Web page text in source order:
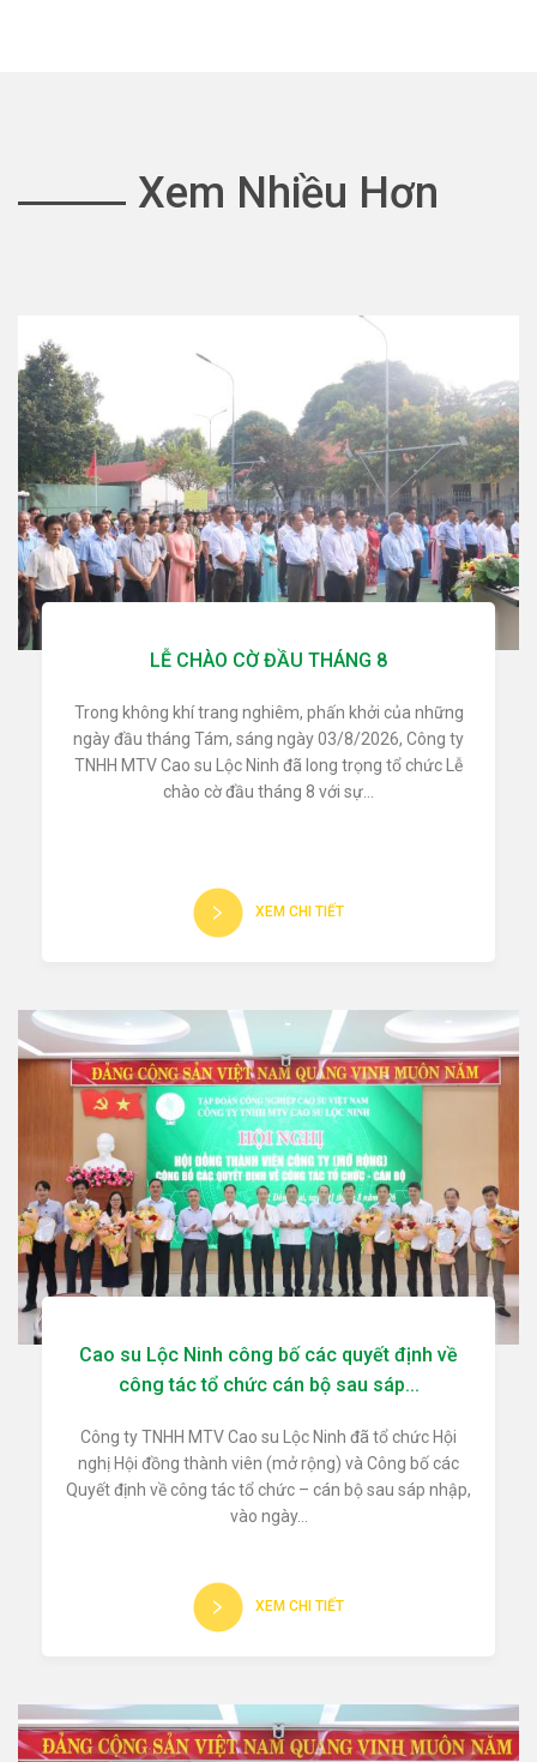
Xem Nhiều Hơn
LỄ CHÀO CỜ ĐẦU THÁNG 8
Trong không khí trang nghiêm, phấn khởi của những
ngày đầu tháng Tám, sáng ngày 03/8/2026, Công ty
TNHH MTV Cao su Lộc Ninh đã long trọng tổ chức Lễ
chào cờ đầu tháng 8 với sự...
XEM CHI TIẾT
Cao su Lộc Ninh công bố các quyết định về
công tác tổ chức cán bộ sau sáp...
Công ty TNHH MTV Cao su Lộc Ninh đã tổ chức Hội
nghị Hội đồng thành viên (mở rộng) và Công bố các
Quyết định về công tác tổ chức – cán bộ sau sáp nhập,
vào ngày...
XEM CHI TIẾT